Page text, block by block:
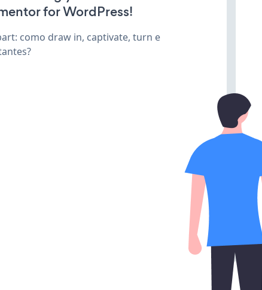
for WordPress!
como draw in, captivate, turn e